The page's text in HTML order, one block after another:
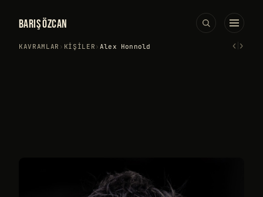
BARIŞ ÖZCAN
KAVRAMLAR › KIŞILER › Alex Honnold ‹›